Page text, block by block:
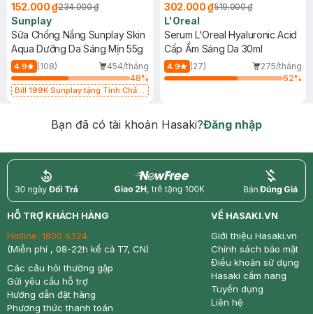
152.000 ₫234.000 ₫
Sunplay
Sữa Chống Nắng Sunplay Skin
Aqua Dưỡng Da Sáng Mịn 55g
4.9 (108)
454/tháng
48%
Bill 199K Sunplay tặng Tinh Chất
302.000 ₫519.000 ₫
L'Oreal
Serum L'Oreal Hyaluronic Acid
Cấp Ẩm Sáng Da 30ml
4.9 (27)
275/tháng
62%
Bạn đã có tài khoản Hasaki?Đăng nhập
return nowfree price
HỖ TRỢ KHÁCH HÀNG
Hotline: 1800 6324
(Miễn phí , 08-22h kể cả T7, CN)
Các câu hỏi thường gặp
Gửi yêu cầu hỗ trợ
Hướng dẫn đặt hàng
Phương thức thanh toán
VỀ HASAKI.VN
Giới thiệu Hasaki.vn
Chính sách bảo mật
Điều khoản sử dụng
Hasaki cẩm nang
Tuyển dụng
Liên hệ